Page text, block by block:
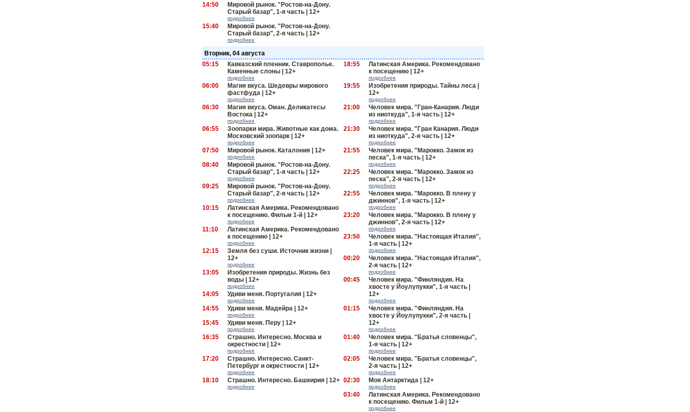
14:50
Мировой рынок. "Ростов-на-Дону.
Старый базар", 1-я часть | 12+
подробнее
15:40
Мировой рынок. "Ростов-на-Дону.
Старый базар", 2-я часть | 12+
подробнее
Вторник, 04 августа
05:15
Кавказский пленник. Ставрополье.
Каменные слоны | 12+
подробнее
06:00
Магия вкуса. Шедевры мирового
фастфуда | 12+
подробнее
06:30
Магия вкуса. Оман. Деликатесы
Востока | 12+
подробнее
06:55
Зоопарки мира. Животные как дома.
Московский зоопарк | 12+
подробнее
07:50 Мировой рынок. Каталония | 12+
подробнее
08:40
Мировой рынок. "Ростов-на-Дону.
Старый базар", 1-я часть | 12+
подробнее
09:25
Мировой рынок. "Ростов-на-Дону.
Старый базар", 2-я часть | 12+
подробнее
10:15
Латинская Америка. Рекомендовано
к посещению. Фильм 1-й | 12+
подробнее
11:10
Латинская Америка. Рекомендовано
к посещению | 12+
подробнее
12:15
Земля без суши. Источник жизни |
12+
подробнее
13:05
Изобретения природы. Жизнь без
воды | 12+
подробнее
14:05 Удиви меня. Португалия | 12+
подробнее
14:55 Удиви меня. Мадейра | 12+
подробнее
15:45 Удиви меня. Перу | 12+
подробнее
16:35
Страшно. Интересно. Москва и
окрестности | 12+
подробнее
17:20
Страшно. Интересно. Санкт-
Петербург и окрестности | 12+
подробнее
18:10 Страшно. Интересно. Башкирия | 12+
подробнее
18:55
Латинская Америка. Рекомендовано
к посещению | 12+
подробнее
19:55
Изобретения природы. Тайны леса |
12+
подробнее
21:00
Человек мира. "Гран-Канария. Люди
из ниоткуда", 1-я часть | 12+
подробнее
21:30
Человек мира. "Гран Канария. Люди
из ниоткуда", 2-я часть | 12+
подробнее
21:55
Человек мира. "Марокко. Замок из
песка", 1-я часть | 12+
подробнее
22:25
Человек мира. "Марокко. Замок из
песка", 2-я часть | 12+
подробнее
22:55
Человек мира. "Марокко. В плену у
джиннов", 1-я часть | 12+
подробнее
23:20
Человек мира. "Марокко. В плену у
джиннов", 2-я часть | 12+
подробнее
23:50
Человек мира. "Настоящая Италия",
1-я часть | 12+
подробнее
00:20
Человек мира. "Настоящая Италия",
2-я часть | 12+
подробнее
00:45
Человек мира. "Финляндия. На
хвосте у Йоулупукки", 1-я часть |
12+
подробнее
01:15
Человек мира. "Финляндия. На
хвосте у Йоулупукки", 2-я часть |
12+
подробнее
01:40
Человек мира. "Братья словенцы",
1-я часть | 12+
подробнее
02:05
Человек мира. "Братья словенцы",
2-я часть | 12+
подробнее
02:30 Моя Антарктида | 12+
подробнее
03:40
Латинская Америка. Рекомендовано
к посещению. Фильм 1-й | 12+
подробнее